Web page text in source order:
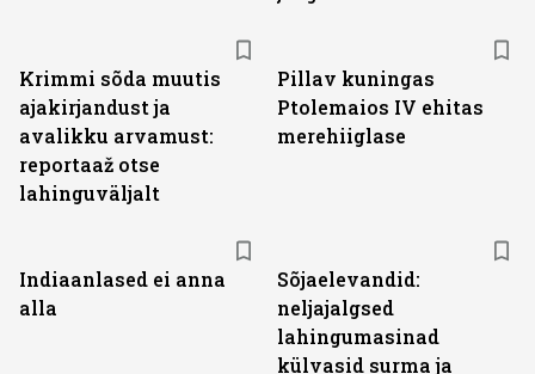
Krimmi sõda muutis
ajakirjandust ja
avalikku arvamust:
reportaaž otse
lahinguväljalt
Pillav kuningas
Ptolemaios IV ehitas
merehiiglase
Indiaanlased ei anna
alla
Sõjaelevandid:
neljajalgsed
lahingumasinad
külvasid surma ja